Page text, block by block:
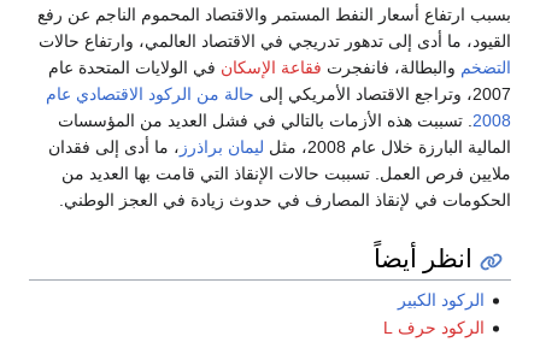
بسبب ارتفاع أسعار النفط المستمر والاقتصاد المحموم الناجم عن رفع
القيود، ما أدى إلى تدهور تدريجي في الاقتصاد العالمي، وارتفاع حالات
التضخم والبطالة، فانفجرت فقاعة الإسكان في الولايات المتحدة عام
2007، وتراجع الاقتصاد الأمريكي إلى
حالة من الركود الاقتصادي عام
2008. تسببت هذه الأزمات بالتالي في فشل العديد من المؤسسات
المالية البارزة خلال عام 2008، مثل
ليمان براذرز ، ما أدى إلى فقدان
ملايين فرص العمل. تسببت حالات الإنقاذ التي قامت بها العديد من
الحكومات في لإنقاذ المصارف في حدوث زيادة في العجز الوطني.
انظر أيضاً
الركود الكبير
الركود حرف L